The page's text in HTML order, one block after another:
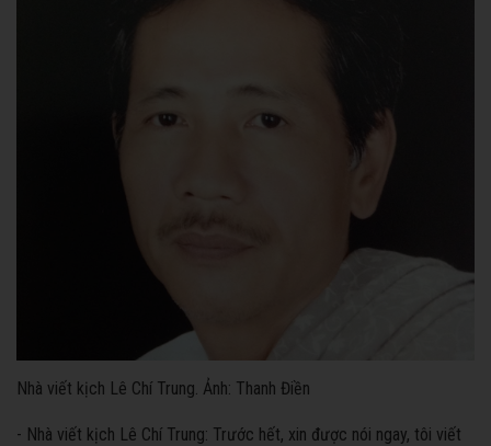
Nhà viết kịch Lê Chí Trung. Ảnh: Thanh Điền
- Nhà viết kịch Lê Chí Trung: Trước hết, xin được nói ngay, tôi viết